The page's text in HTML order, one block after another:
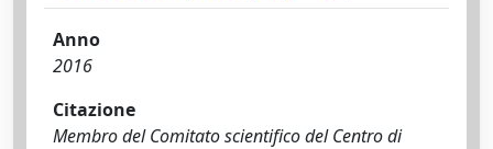
Anno
2016
Citazione
Membro del Comitato scientifico del Centro di